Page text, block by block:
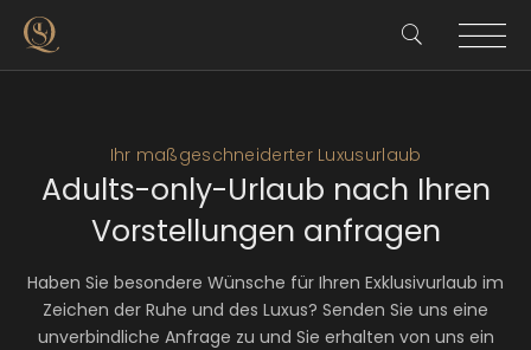
Adults-only-Urlaub nach Ihren
Vorstellungen anfragen
Ihr maßgeschneiderter Luxusurlaub
Haben Sie besondere Wünsche für Ihren Exklusivurlaub im
Zeichen der Ruhe und des Luxus? Senden Sie uns eine
unverbindliche Anfrage zu und Sie erhalten von uns ein